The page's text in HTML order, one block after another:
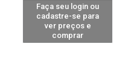
Faça seu login ou
cadastre-se para
ver preços e
comprar